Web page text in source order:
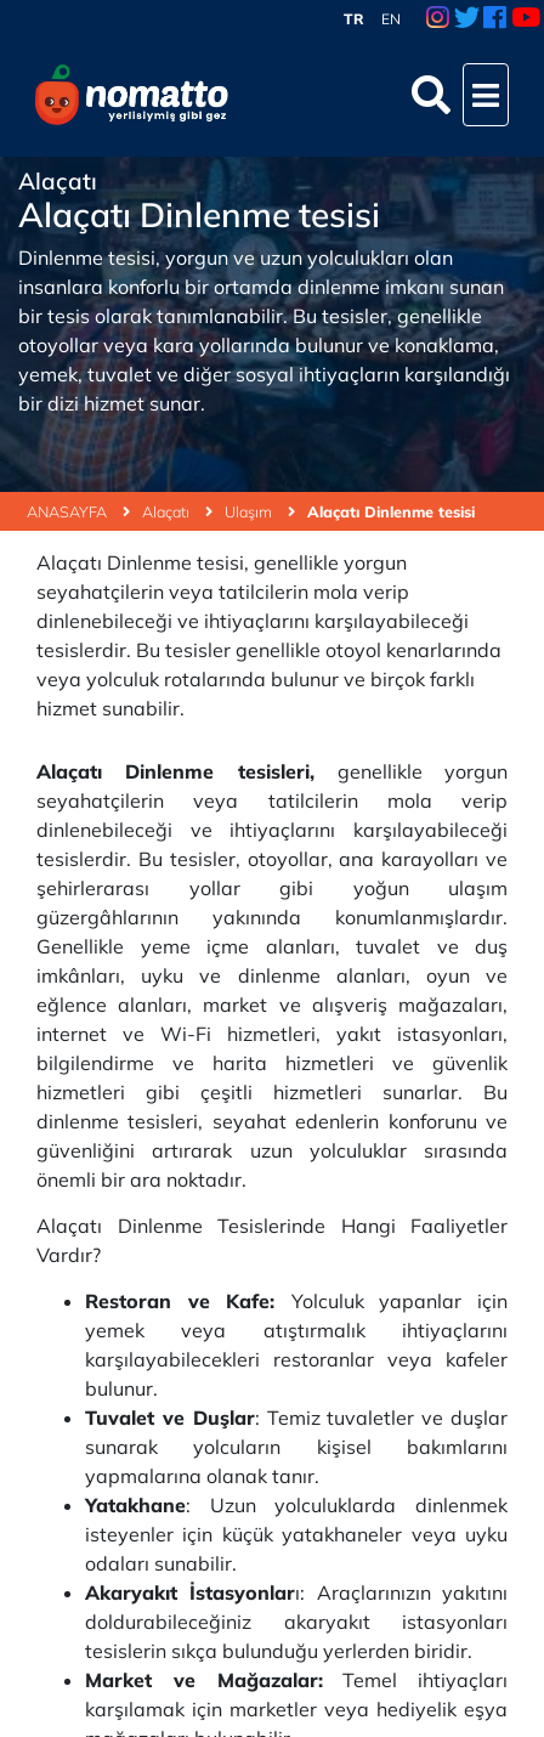
TR EN
ANASAYFA Alaçatı Ulaşım Alaçatı Dinlenme tesisi
Alaçatı
Alaçatı Dinlenme tesisi
Dinlenme tesisi, yorgun ve uzun yolculukları olan
insanlara konforlu bir ortamda dinlenme imkanı sunan
bir tesis olarak tanımlanabilir. Bu tesisler, genellikle
otoyollar veya kara yollarında bulunur ve konaklama,
yemek, tuvalet ve diğer sosyal ihtiyaçların karşılandığı
bir dizi hizmet sunar.
Alaçatı Dinlenme tesisi, genellikle yorgun
seyahatçilerin veya tatilcilerin mola verip
dinlenebileceği ve ihtiyaçlarını karşılayabileceği
tesislerdir. Bu tesisler genellikle otoyol kenarlarında
veya yolculuk rotalarında bulunur ve birçok farklı
hizmet sunabilir.
Alaçatı Dinlenme tesisleri, genellikle yorgun
seyahatçilerin veya tatilcilerin mola verip
dinlenebileceği ve ihtiyaçlarını karşılayabileceği
tesislerdir. Bu tesisler, otoyollar, ana karayolları ve
şehirlerarası yollar gibi yoğun ulaşım
güzergâhlarının yakınında konumlanmışlardır.
Genellikle yeme içme alanları, tuvalet ve duş
imkânları, uyku ve dinlenme alanları, oyun ve
eğlence alanları, market ve alışveriş mağazaları,
internet ve Wi-Fi hizmetleri, yakıt istasyonları,
bilgilendirme ve harita hizmetleri ve güvenlik
hizmetleri gibi çeşitli hizmetleri sunarlar. Bu
dinlenme tesisleri, seyahat edenlerin konforunu ve
güvenliğini artırarak uzun yolculuklar sırasında
önemli bir ara noktadır.
Alaçatı Dinlenme Tesislerinde Hangi Faaliyetler
Vardır?
Restoran ve Kafe: Yolculuk yapanlar için
yemek veya atıştırmalık ihtiyaçlarını
karşılayabilecekleri restoranlar veya kafeler
bulunur.
Tuvalet ve Duşlar: Temiz tuvaletler ve duşlar
sunarak yolcuların kişisel bakımlarını
yapmalarına olanak tanır.
Yatakhane: Uzun yolculuklarda dinlenmek
isteyenler için küçük yatakhaneler veya uyku
odaları sunabilir.
Akaryakıt İstasyonları: Araçlarınızın yakıtını
doldurabileceğiniz akaryakıt istasyonları
tesislerin sıkça bulunduğu yerlerden biridir.
Market ve Mağazalar:Temel ihtiyaçları
karşılamak için marketler veya hediyelik eşya